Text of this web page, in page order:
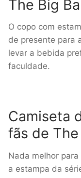
The Big
O copo com
de presente para
levar a bebida
faculdade.
Camiseta
fãs de
Nada melhor
a estampa da